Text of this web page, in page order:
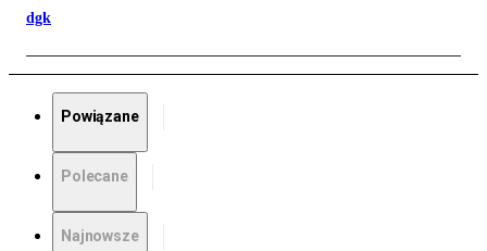
dgk
Powiązane
Polecane
Najnowsze